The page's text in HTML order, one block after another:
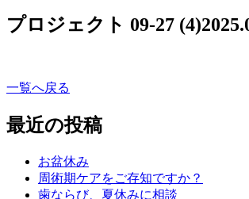
プロジェクト 09-27 (4)
一覧へ戻る
最近の投稿
お盆休み
周術期ケアをご存知ですか？
歯ならび、夏休みに相談